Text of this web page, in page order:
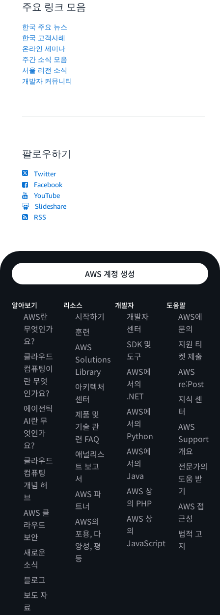
주요 링크 모음
한국 주요 뉴스
한국 고객사례
온라인 세미나
주간 소식 모음
서울 리전 소식
개발자 커뮤니티
팔로우하기
Twitter
Facebook
YouTube
Slideshare
RSS
AWS 계정 생성
알아보기
AWS란
무엇인가
요?
클라우드
컴퓨팅이
란 무엇
인가요?
에이전틱
AI란 무
엇인가
요?
클라우드
컴퓨팅
개념 허
브
AWS 클
라우드
보안
새로운
소식
블로그
보도 자
료
리소스
시작하기
훈련
AWS
Solutions
Library
아키텍처
센터
제품 및
기술 관
련 FAQ
애널리스
트 보고
서
AWS 파
트너
AWS의
포용, 다
양성, 평
등
개발자
개발자
센터
SDK 및
도구
AWS에
서의
.NET
AWS에
서의
Python
AWS에
서의
Java
AWS 상
의 PHP
AWS 상
의
JavaScript
도움말
AWS에
문의
지원 티
켓 제출
AWS
re:Post
지식 센
터
AWS
Support
개요
전문가의
도움 받
기
AWS 접
근성
법적 고
지